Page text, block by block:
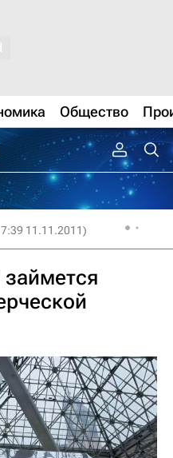
Общество
11.11.2011)